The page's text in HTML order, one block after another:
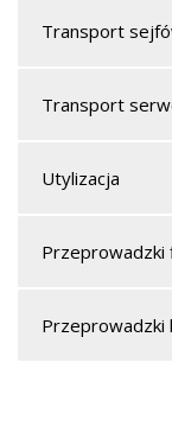
Transport
Transport
Utylizacja
Przeprowadzki
Przeprowadzki